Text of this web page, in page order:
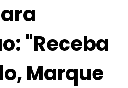
"Receba
Marque